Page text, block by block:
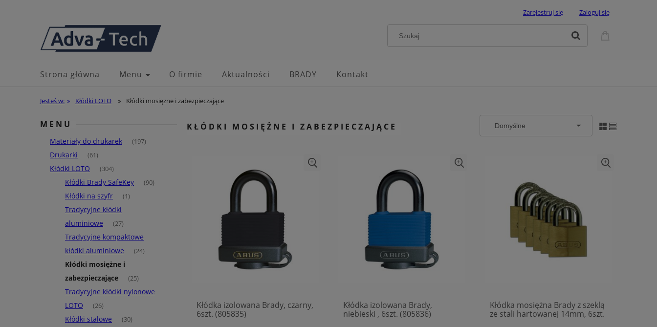
Zarejestruj się Zaloguj się
Strona główna Menu O firmie Aktualności BRADY Kontakt
Jesteś w: » Kłódki LOTO » Kłódki mosiężne i zabezpieczające
MENU
Materiały do drukarek (197)
Drukarki (61)
Kłódki LOTO (304)
Kłódki Brady SafeKey (90)
Kłódki na szyfr (1)
Tradycyjne kłódki
aluminiowe
(27)
Tradycyjne kompaktowe
kłódki aluminiowe
(24)
Kłódki mosiężne i
zabezpieczające
(25)
Tradycyjne kłódki nylonowe
LOTO
(26)
Kłódki stalowe (30)
KŁÓDKI MOSIĘŻNE I ZABEZPIECZAJĄCE
Kłódka izolowana Brady, czarny,
6szt. (805835)
Kłódka izolowana Brady,
niebieski , 6szt. (805836)
Kłódka mosiężna Brady z szeklą
ze stali hartowanej 14mm, 6szt.